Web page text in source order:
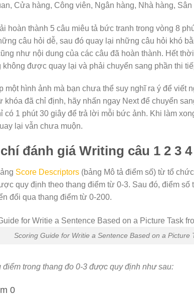
Cửa hàng, Công viên, Ngân hàng, Nhà hàng, Sân
hoàn thành 5 câu miêu tả bức tranh trong vòng 8
câu hỏi dễ, sau đó quay lại những câu hỏi khó
như nội dung của các câu đã hoàn thành. Hết
không được quay lại và phải chuyển sang phần thi
một hình ảnh mà bạn chưa thể suy nghĩ ra ý để
khóa đã chỉ định, hãy nhấn ngay Next để chuyển
có 1 phút 30 giây để trả lời mỗi bức ảnh. Khi làm
lại vẫn chưa muộn.
đánh giá Writing câu 1 2 3 4
Score Descriptors (bảng Mô tả điểm số) từ tổ chức
quy định theo thang điểm từ 0-3. Sau đó, điểm
đổi qua thang điểm từ 0-200.
Scoring Guide for Writie a Sentence Based on a Picture
điểm trong thang đo 0-3 được quy định như sau:
0